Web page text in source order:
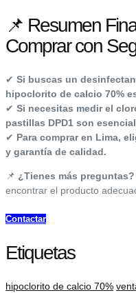
📌 Resumen
Comprar con
✔ Si buscas un
hipoclorito de calcio 70%
✔ Si necesitas medir el
pastillas DPD1 son
✔ Para comprar en Lima,
y garantía de calidad.
📌 ¿Tienes más preguntas?
encontrar el producto
Contactar
Etiquetas
hipoclorito de calcio 70%